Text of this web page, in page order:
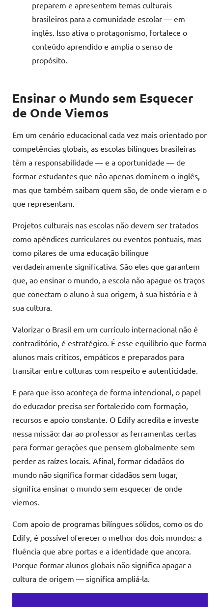
preparem e apresentem temas culturais
brasileiros para a comunidade escolar — em
inglês. Isso ativa o protagonismo, fortalece o
conteúdo aprendido e amplia o senso de
propósito.
Ensinar o Mundo sem Esquecer
de Onde Viemos
Em um cenário educacional cada vez mais orientado por
competências globais, as escolas bilíngues brasileiras
têm a responsabilidade — e a oportunidade — de
formar estudantes que não apenas dominem o inglês,
mas que também saibam quem são, de onde vieram e o
que representam.
Projetos culturais nas escolas não devem ser tratados
como apêndices curriculares ou eventos pontuais, mas
como pilares de uma educação bilíngue
verdadeiramente significativa. São eles que garantem
que, ao ensinar o mundo, a escola não apague os traços
que conectam o aluno à sua origem, à sua história e à
sua cultura.
Valorizar o Brasil em um currículo internacional não é
contraditório, é estratégico. É esse equilíbrio que forma
alunos mais críticos, empáticos e preparados para
transitar entre culturas com respeito e autenticidade.
E para que isso aconteça de forma intencional, o papel
do educador precisa ser fortalecido com formação,
recursos e apoio constante. O Edify acredita e investe
nessa missão: dar ao professor as ferramentas certas
para formar gerações que pensem globalmente sem
perder as raízes locais. Afinal, formar cidadãos do
mundo não significa formar cidadãos sem lugar,
significa ensinar o mundo sem esquecer de onde
viemos.
Com apoio de programas bilíngues sólidos, como os do
Edify, é possível oferecer o melhor dos dois mundos: a
fluência que abre portas e a identidade que ancora.
Porque formar alunos globais não significa apagar a
cultura de origem — significa ampliá-la.